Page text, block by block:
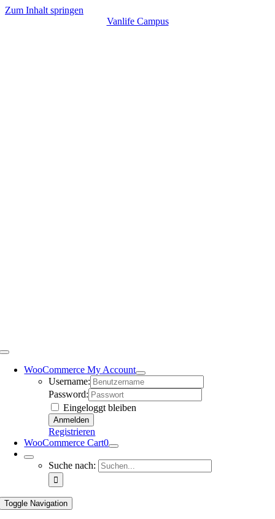
Zum Inhalt springen
Vanlife Campus
WooCommerce My Account
Username:
Password:
Eingeloggt bleiben
Registrieren
WooCommerce Cart0
Suche nach:
Toggle Navigation